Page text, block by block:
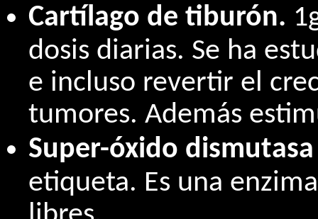
Cartílago de tiburón.
dosis diarias. Se ha
e incluso revertir el
tumores. Además
Super-óxido dismutasa
etiqueta. Es una